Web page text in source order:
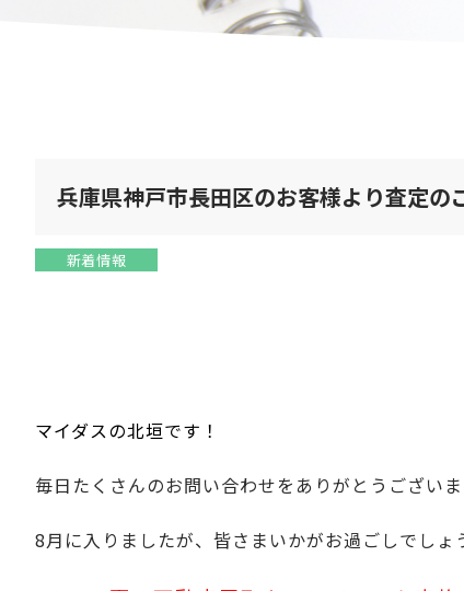
兵庫県神戸市長田区のお客様より査定の
新着情報
マイダスの北垣です！
毎日たくさんのお問い合わせをありがとうございま
8月に入りましたが、皆さまいかがお過ごしでしょ